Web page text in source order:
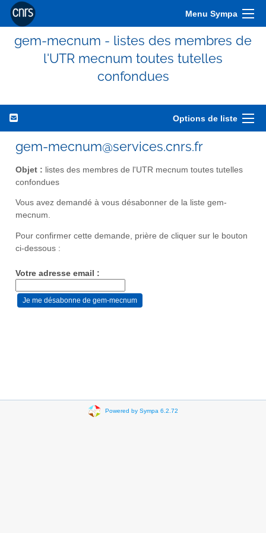
Menu Sympa
gem-mecnum - listes des membres de
l'UTR mecnum toutes tutelles
confondues
Options de liste
gem-mecnum@services.cnrs.fr
Objet : listes des membres de l'UTR mecnum toutes tutelles
confondues
Vous avez demandé à vous désabonner de la liste gem-
mecnum.
Pour confirmer cette demande, prière de cliquer sur le bouton
ci-dessous :
Votre adresse email :
Powered by Sympa 6.2.72